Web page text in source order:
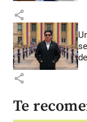
share
share
Te